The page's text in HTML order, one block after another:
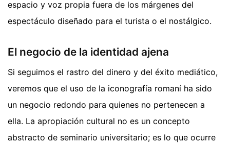
espacio y voz propia fuera de los márgenes del
espectáculo diseñado para el turista o el nostálgico.
El negocio de la identidad ajena
Si seguimos el rastro del dinero y del éxito mediático,
veremos que el uso de la iconografía romaní ha sido
un negocio redondo para quienes no pertenecen a
ella. La apropiación cultural no es un concepto
abstracto de seminario universitario; es lo que ocurre